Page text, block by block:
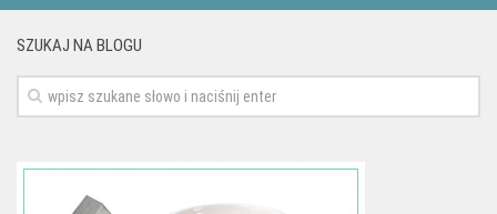
SZUKAJ NA BLOGU